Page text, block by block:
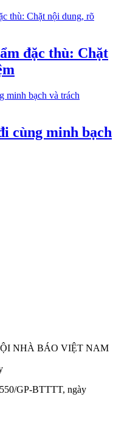
đặc thù: Chặt
cùng minh bạch
NHÀ BÁO VIỆT NAM
GP-BTTTT, ngày